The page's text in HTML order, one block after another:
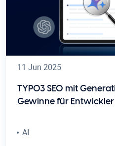
11 Jun 2025
TYPO3 SEO mit
Gewinne für
AI